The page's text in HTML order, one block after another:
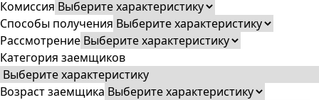
Комиссия
Способы получения
Рассмотрение
Категория заемщиков
Возраст заемщика